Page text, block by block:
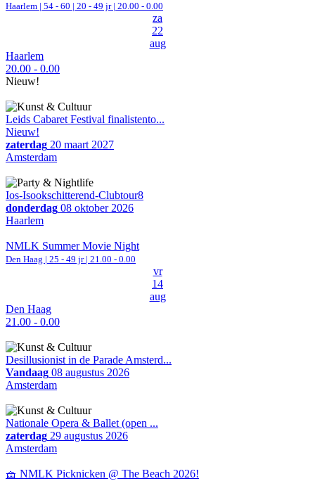
Haarlem | 54 - 60 | 20 - 49 jr | 20.00 - 0.00
za
22
aug
Haarlem
20.00 - 0.00
Nieuw!
Leids Cabaret Festival finalistento...
Nieuw!
zaterdag 20 maart 2027
Amsterdam
Ios-Isookschitterend-Clubtour8
donderdag 08 oktober 2026
Haarlem
NMLK Summer Movie Night
Den Haag | 25 - 49 jr | 21.00 - 0.00
vr
14
aug
Den Haag
21.00 - 0.00
Desillusionist in de Parade Amsterd...
Vandaag 08 augustus 2026
Amsterdam
Nationale Opera & Ballet (open ...
zaterdag 29 augustus 2026
Amsterdam
🧺 NMLK Picknicken @ The Beach 2026!